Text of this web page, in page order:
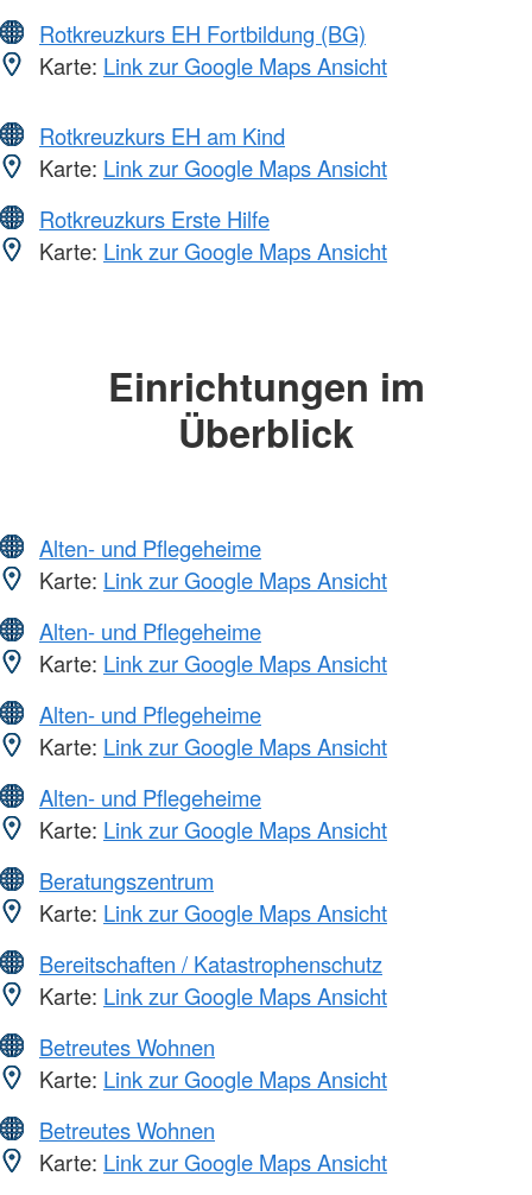
Rotkreuzkurs EH Fortbildung (BG)
Karte: Link zur Google Maps Ansicht
Rotkreuzkurs EH am Kind
Karte: Link zur Google Maps Ansicht
Rotkreuzkurs Erste Hilfe
Karte: Link zur Google Maps Ansicht
Einrichtungen im
Überblick
Alten- und Pflegeheime
Karte: Link zur Google Maps Ansicht
Alten- und Pflegeheime
Karte: Link zur Google Maps Ansicht
Alten- und Pflegeheime
Karte: Link zur Google Maps Ansicht
Alten- und Pflegeheime
Karte: Link zur Google Maps Ansicht
Beratungszentrum
Karte: Link zur Google Maps Ansicht
Bereitschaften / Katastrophenschutz
Karte: Link zur Google Maps Ansicht
Betreutes Wohnen
Karte: Link zur Google Maps Ansicht
Betreutes Wohnen
Karte: Link zur Google Maps Ansicht